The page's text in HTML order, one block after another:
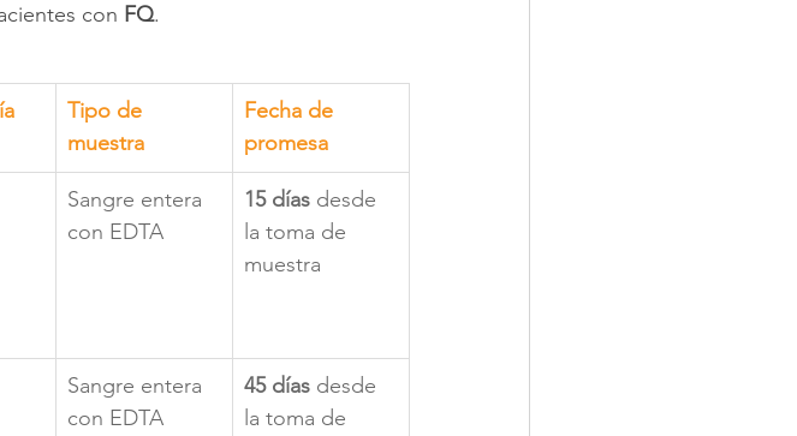
con FQ.
Tipo de
muestra
Fecha de
promesa
Sangre entera
con EDTA
15 días desde
la toma de
muestra
Sangre entera
con EDTA
45 días desde
la toma de